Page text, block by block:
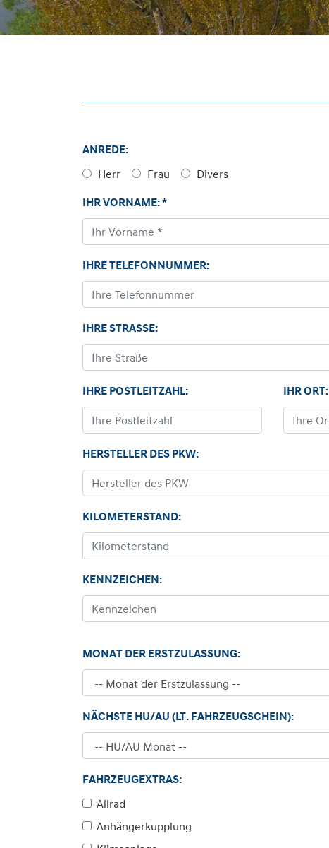
ANREDE:
Herr
Frau Divers
IHR VORNAME: *
IHRE TELEFONNUMMER:
IHRE STRASSE:
IHRE POSTLEITZAHL: IHR ORT:
HERSTELLER DES PKW:
KILOMETERSTAND:
KENNZEICHEN:
MONAT DER ERSTZULASSUNG:
NÄCHSTE HU/AU (LT. FAHRZEUGSCHEIN):
FAHRZEUGEXTRAS:
Allrad
Anhängerkupplung